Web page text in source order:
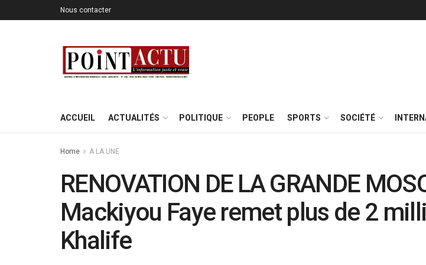
Nous contacter
ACCUEIL ACTUALITÉS POLITIQUE PEOPLE SPORTS SOCIÉTÉ
Home A LA UNE
RENOVATION DE LA GRANDE
Mackiyou Faye remet plus de 2
Khalife